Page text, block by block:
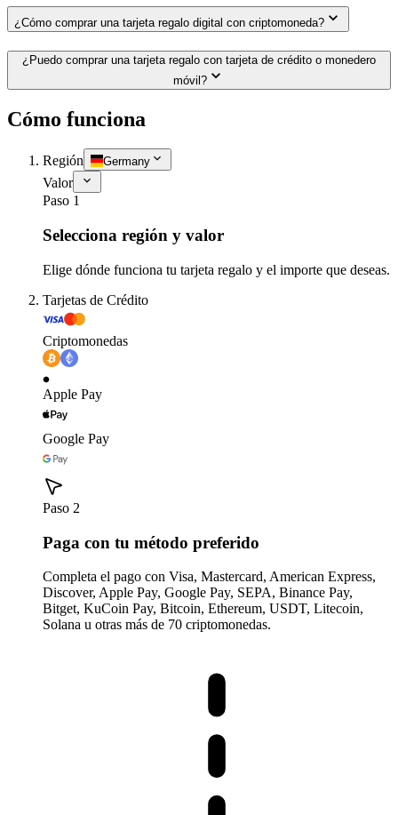
¿Cómo comprar una tarjeta regalo digital con criptomoneda?
¿Puedo comprar una tarjeta regalo con tarjeta de crédito o monedero
móvil?
Cómo funciona
Región Germany
Valor
Paso 1
Selecciona región y valor
Elige dónde funciona tu tarjeta regalo y el importe que deseas.
Tarjetas de Crédito
Criptomonedas
Apple Pay
Google Pay
Paso 2
Paga con tu método preferido
Completa el pago con Visa, Mastercard, American Express,
Discover, Apple Pay, Google Pay, SEPA, Binance Pay,
Bitget, KuCoin Pay, Bitcoin, Ethereum, USDT, Litecoin,
Solana u otras más de 70 criptomonedas.